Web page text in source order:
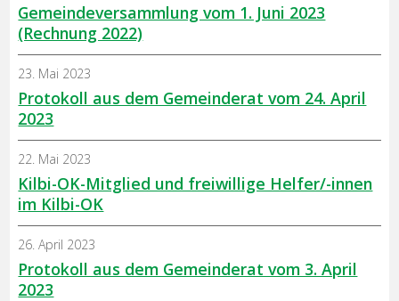
Gemeindeversammlung vom 1. Juni 2023
(Rechnung 2022)
Protokoll aus dem Gemeinderat vom 24. April
2023
23. Mai 2023
Kilbi-OK-Mitglied und freiwillige Helfer/-innen
im Kilbi-OK
22. Mai 2023
Protokoll aus dem Gemeinderat vom 3. April
2023
26. April 2023